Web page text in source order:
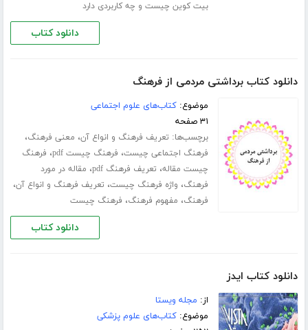
بیت کوین چیست و چه کاربردی دارد
دانلود کتاب
دانلود کتاب برداشتی مردمی از فرهنگ
موضوع:کتاب‌های علوم اجتماعی
۳۱ صفحه
برچسب‌ها: تعریف فرهنگ و انواع آن، معنی فرهنگ،
فرهنگ اجتماعی چیست، فرهنگ چیست pdf ، فرهنگ
چیست مقاله، تعریف فرهنگ pdf ، مقاله در مورد
فرهنگ، واژه فرهنگ چیست، تعریف فرهنگ و انواع آن،
فرهنگ، مفهوم فرهنگ، فرهنگ چیست
دانلود کتاب
دانلود کتاب ایدز
از: مجله ویستا
موضوع:کتاب‌های علوم پزشکی